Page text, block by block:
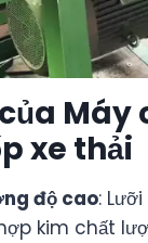
Máy
xe thải
độ cao:
kim chất